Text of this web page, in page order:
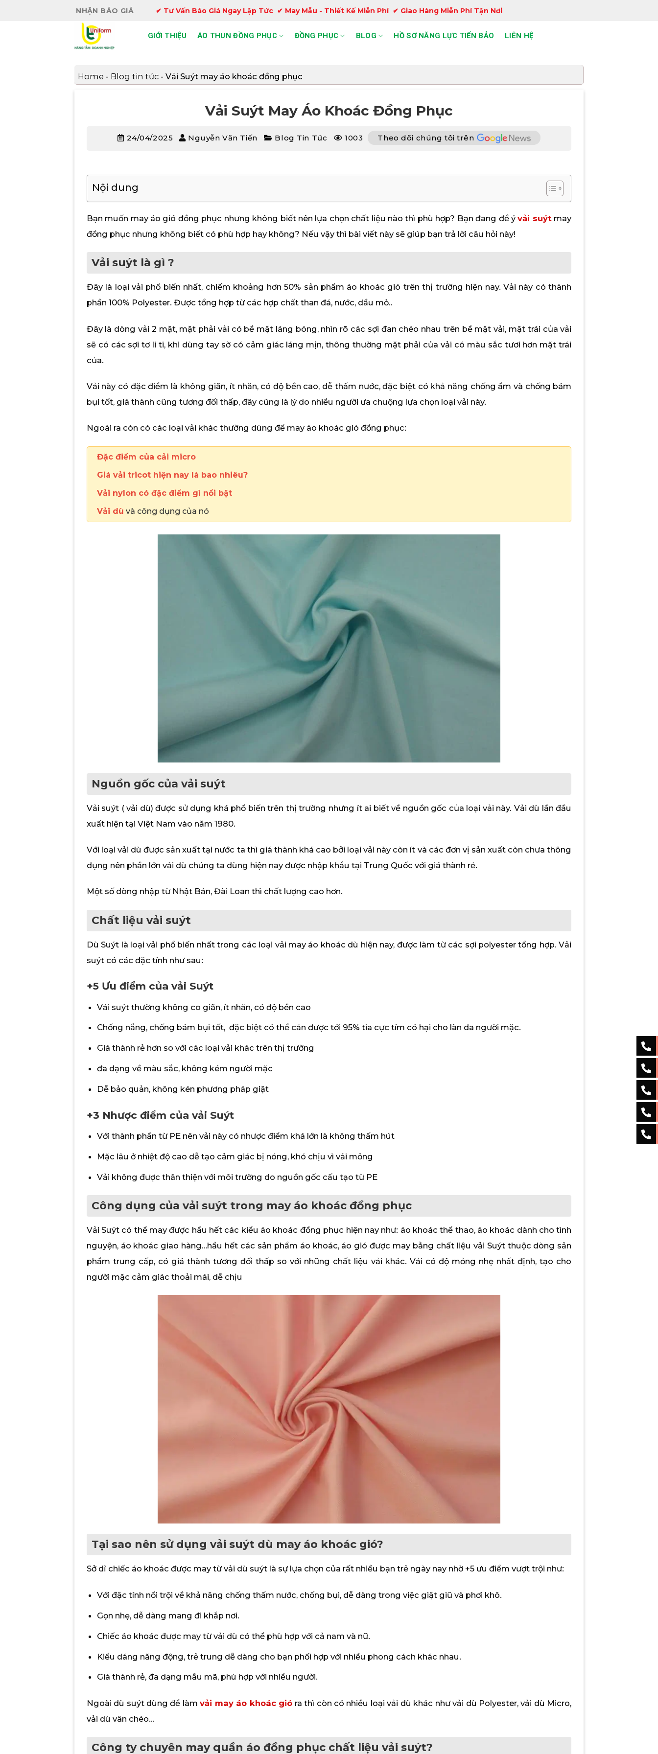
NHẬN BÁO GIÁ ✔ Tư Vấn Báo Giá Ngay Lập Tức ✔ May Mẫu - Thiết Kế Miễn Phí ✔ Giao Hàng Miễn Phí Tận Nơi
GIỚI THIỆU ÁO THUN ĐỒNG PHỤC ĐỒNG PHỤC BLOG HỒ SƠ NĂNG LỰC TIẾN BẢO LIÊN HỆ
Home - Blog tin tức - Vải Suýt may áo khoác đồng phục
Vải Suýt May Áo Khoác Đồng Phục
24/04/2025 Nguyễn Văn Tiến Blog Tin Tức 1003 Theo dõi chúng tôi trên
Nội dung
Bạn muốn may áo gió đồng phục nhưng không biết nên lựa chọn chất liệu nào thì phù hợp? Bạn đang để ývải suýtmay
đồng phục nhưng không biết có phù hợp hay không? Nếu vậy thì bài viết này sẽ giúp bạn trả lời câu hỏi này!
Vải suýt là gì ?
Đây là loại vải phổ biến nhất, chiếm khoảng hơn 50% sản phẩm áo khoác gió trên thị trường hiện nay. Vải này có thành
phần 100% Polyester. Được tổng hợp từ các hợp chất than đá, nước, dầu mỏ..
Đây là dòng vải 2 mặt, mặt phải vải có bề mặt láng bóng, nhìn rõ các sợi đan chéo nhau trên bề mặt vải, mặt trái của vải
sẽ có các sợi tơ li ti, khi dùng tay sờ có cảm giác láng mịn, thông thường mặt phải của vải có màu sắc tươi hơn mặt trái
của.
Vải này có đặc điểm là không giãn, ít nhăn, có độ bền cao, dễ thấm nước, đặc biệt có khả năng chống ẩm và chống bám
bụi tốt, giá thành cũng tương đối thấp, đây cũng là lý do nhiều người ưa chuộng lựa chọn loại vải này.
Ngoài ra còn có các loại vải khác thường dùng để may áo khoác gió đồng phục:
Đặc điểm của cải micro
Giá vải tricot hiện nay là bao nhiêu?
Vải nylon có đặc điểm gì nổi bật
Vải dù và công dụng của nó
Nguồn gốc của vải suýt
Vải suýt ( vải dù) được sử dụng khá phổ biến trên thị trường nhưng ít ai biết về nguồn gốc của loại vải này. Vải dù lần đầu
xuất hiện tại Việt Nam vào năm 1980.
Với loại vải dù được sản xuất tại nước ta thì giá thành khá cao bởi loại vải này còn ít và các đơn vị sản xuất còn chưa thông
dụng nên phần lớn vải dù chúng ta dùng hiện nay được nhập khẩu tại Trung Quốc với giá thành rẻ.
Một số dòng nhập từ Nhật Bản, Đài Loan thì chất lượng cao hơn.
Chất liệu vải suýt
Dù Suýt là loại vải phổ biến nhất trong các loại vải may áo khoác dù hiện nay, được làm từ các sợi polyester tổng hợp. Vải
suýt có các đặc tính như sau:
+5 Ưu điểm của vải Suýt
Vải suýt thường không co giãn, ít nhăn, có độ bền cao
Chống nắng, chống bám bụi tốt, đặc biệt có thể cản được tới 95% tia cực tím có hại cho làn da người mặc.
Giá thành rẻ hơn so với các loại vải khác trên thị trường
đa dạng về màu sắc, không kém người mặc
Dễ bảo quản, không kén phương pháp giặt
+3 Nhược điểm của vải Suýt
Với thành phần từ PE nên vải này có nhược điểm khá lớn là không thấm hút
Mặc lâu ở nhiệt độ cao dễ tạo cảm giác bị nóng, khó chịu vì vải mỏng
Vải không được thân thiện với môi trường do nguồn gốc cấu tạo từ PE
Công dụng của vải suýt trong may áo khoác đồng phục
Vải Suýt có thể may được hầu hết các kiểu áo khoác đồng phục hiện nay như: áo khoác thể thao, áo khoác dành cho tình
nguyện, áo khoác giao hàng…hầu hết các sản phẩm áo khoác, áo gió được may bằng chất liệu vải Suýt thuộc dòng sản
phẩm trung cấp, có giá thành tương đối thấp so với những chất liệu vải khác. Vải có độ mỏng nhẹ nhất định, tạo cho
người mặc cảm giác thoải mái, dễ chịu
Tại sao nên sử dụng vải suýt dù may áo khoác gió?
Sở dĩ chiếc áo khoác được may từ vải dù suýt là sự lựa chọn của rất nhiều bạn trẻ ngày nay nhờ +5 ưu điểm vượt trội như:
Với đặc tính nổi trội về khả năng chống thấm nước, chống bụi, dễ dàng trong việc giặt giũ và phơi khô.
Gọn nhẹ, dễ dàng mang đi khắp nơi.
Chiếc áo khoác được may từ vải dù có thể phù hợp với cả nam và nữ.
Kiểu dáng năng động, trẻ trung dễ dàng cho bạn phối hợp với nhiều phong cách khác nhau.
Giá thành rẻ, đa dạng mẫu mã, phù hợp với nhiều người.
Ngoài dù suýt dùng để làmvải may áo khoác gió ra thì còn có nhiều loại vải dù khác như vải dù Polyester, vải dù Micro,
vải dù vân chéo…
Công ty chuyên may quần áo đồng phục chất liệu vải suýt?